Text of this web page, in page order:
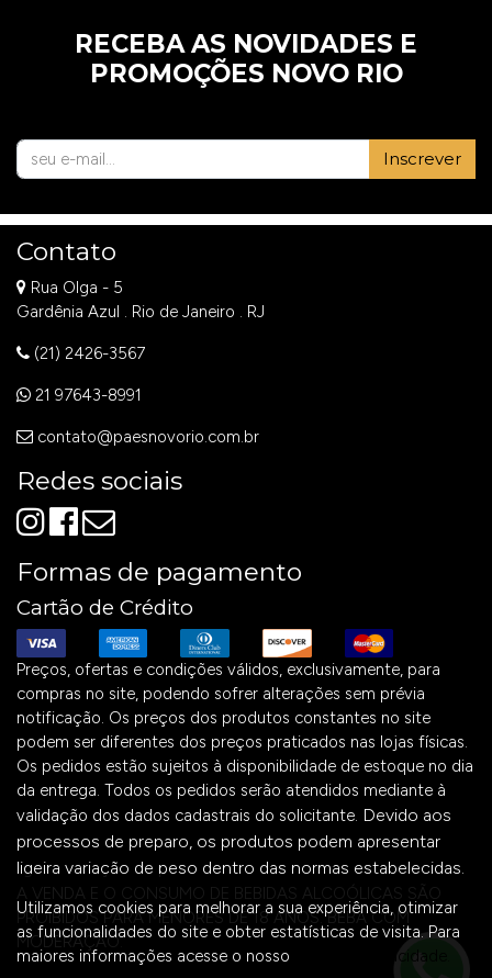
RECEBA AS NOVIDADES E
PROMOÇÕES NOVO RIO
Inscrever
Contato
Rua Olga - 5
Gardênia Azul . Rio de Janeiro . RJ
(21) 2426-3567
21 97643-8991
contato@paesnovorio.com.br
Redes sociais
Formas de pagamento
Cartão de Crédito
Preços, ofertas e condições válidos, exclusivamente, para
compras no site, podendo sofrer alterações sem prévia
notificação. Os preços dos produtos constantes no site
podem ser diferentes dos preços praticados nas lojas físicas.
Os pedidos estão sujeitos à disponibilidade de estoque no dia
da entrega. Todos os pedidos serão atendidos mediante à
validação dos dados cadastrais do solicitante. Devido aos
processos de preparo, os produtos podem apresentar
ligeira variação de peso dentro das normas estabelecidas.
A VENDA E O CONSUMO DE BEBIDAS ALCOÓLICAS SÃO
PROIBIDOS PARA MENORES DE 18 ANOS. BEBA COM
MODERAÇÃO.
Utilizamos cookies para melhorar a sua experiência, otimizar
as funcionalidades do site e obter estatísticas de visita. Para
maiores informações acesse o nosso
Aviso de Privacidade.